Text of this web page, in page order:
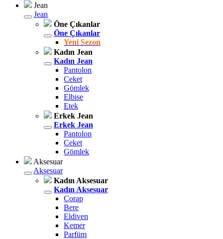
Jean
Jean
Öne Çıkanlar
Öne Çıkanlar
Yeni Sezon
Kadın Jean
Kadın Jean
Pantolon
Ceket
Gömlek
Elbise
Etek
Erkek Jean
Erkek Jean
Pantolon
Ceket
Gömlek
Aksesuar
Aksesuar
Kadın Aksesuar
Kadın Aksesuar
Çorap
Bere
Eldiven
Kemer
Parfüm